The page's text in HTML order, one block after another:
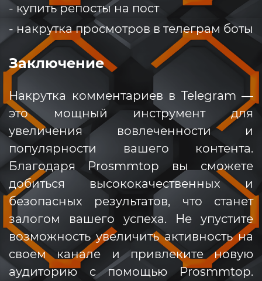
- купить репосты на пост
- накрутка просмотров в телеграм боты
Заключение
Накрутка комментариев в Telegram —
это мощный инструмент для
увеличения вовлеченности и
популярности вашего контента.
Благодаря Prosmmtop вы сможете
добиться высококачественных и
безопасных результатов, что станет
залогом вашего успеха. Не упустите
возможность увеличить активность на
своем канале и привлеките новую
аудиторию с помощью Prosmmtop.